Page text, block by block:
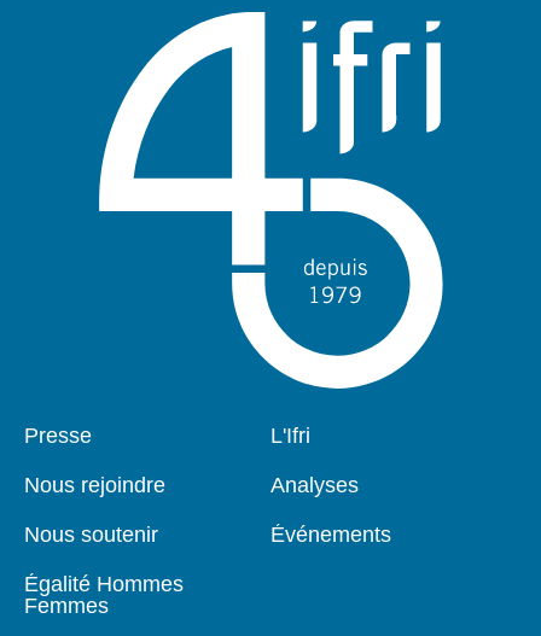
Pied
Presse
Nous rejoindre
Nous soutenir
Égalité Hommes
Femmes
Navigation
L'Ifri
Analyses
Événements